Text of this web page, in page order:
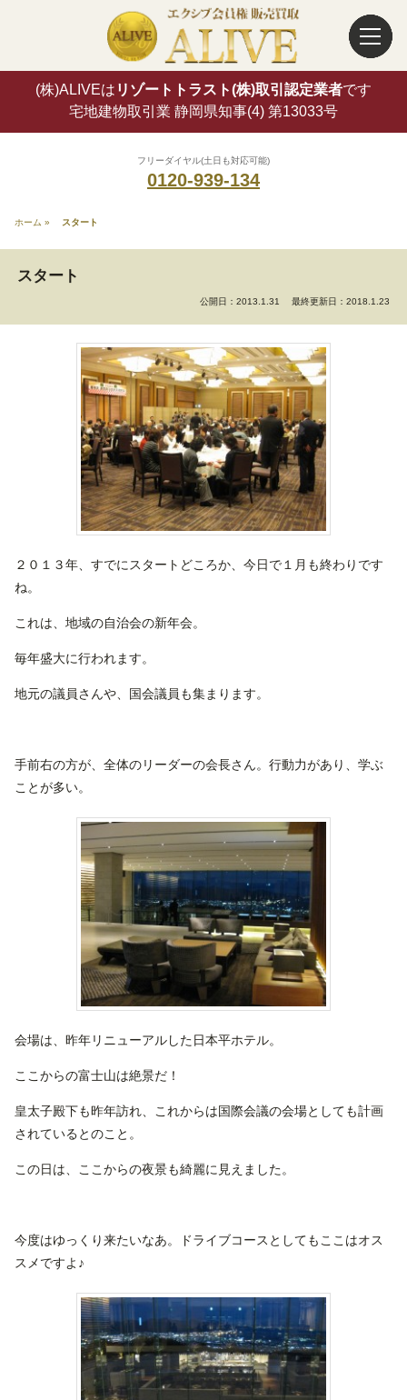
(株)ALIVEは リゾートトラスト(株)取引認定業者です
宅地建物取引業 静岡県知事(4) 第13033号
フリーダイヤル(土日も対応可能)
0120-939-134
ホーム » スタート
スタート
公開日：2013.1.31 最終更新日：2018.1.23
２０１３年、すでにスタートどころか、今日で１月も終わりです
ね。
これは、地域の自治会の新年会。
毎年盛大に行われます。
地元の議員さんや、国会議員も集まります。
手前右の方が、全体のリーダーの会長さん。行動力があり、学ぶ
ことが多い。
会場は、昨年リニューアルした日本平ホテル。
ここからの富士山は絶景だ！
皇太子殿下も昨年訪れ、これからは国際会議の会場としても計画
されているとのこと。
この日は、ここからの夜景も綺麗に見えました。
今度はゆっくり来たいなあ。ドライブコースとしてもここはオス
スメですよ♪